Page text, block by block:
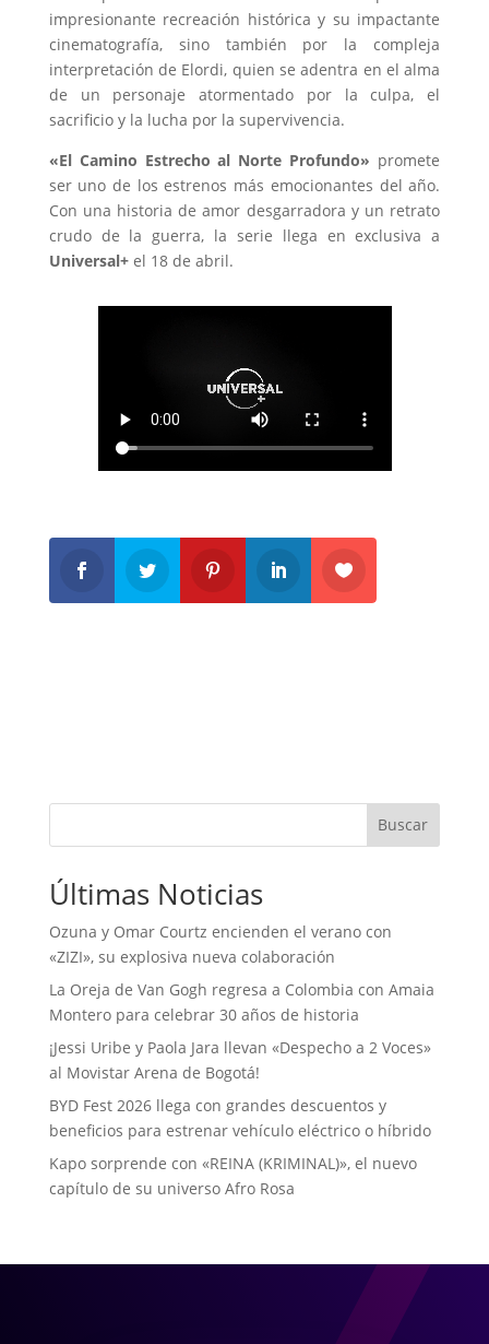
impresionante recreación histórica y su impactante
cinematografía, sino también por la compleja
interpretación de Elordi, quien se adentra en el alma
de un personaje atormentado por la culpa, el
sacrificio y la lucha por la supervivencia.
«El Camino Estrecho al Norte Profundo» promete
ser uno de los estrenos más emocionantes del año.
Con una historia de amor desgarradora y un retrato
crudo de la guerra, la serie llega en exclusiva a
Universal+el 18 de abril.
Buscar
Últimas Noticias
Ozuna y Omar Courtz encienden el verano con
«ZIZI», su explosiva nueva colaboración
La Oreja de Van Gogh regresa a Colombia con Amaia
Montero para celebrar 30 años de historia
¡Jessi Uribe y Paola Jara llevan «Despecho a 2 Voces»
al Movistar Arena de Bogotá!
BYD Fest 2026 llega con grandes descuentos y
beneficios para estrenar vehículo eléctrico o híbrido
Kapo sorprende con «REINA (KRIMINAL)», el nuevo
capítulo de su universo Afro Rosa